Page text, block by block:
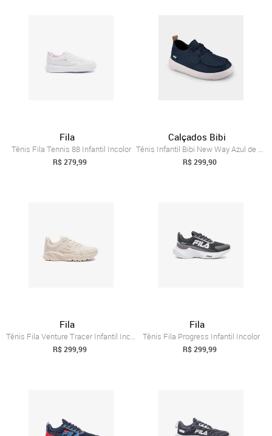
Fila
Tênis Fila Tennis 88 Infantil Incolor
R$ 279,99
Calçados Bibi
Tênis Infantil Bibi New Way Azul de Cour...
R$ 299,90
Fila
Tênis Fila Venture Tracer Infantil Incolor
R$ 299,99
Fila
Tênis Fila Progress Infantil Incolor
R$ 299,99